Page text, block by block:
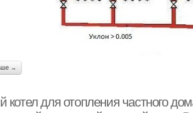
→
котел для отопления частного